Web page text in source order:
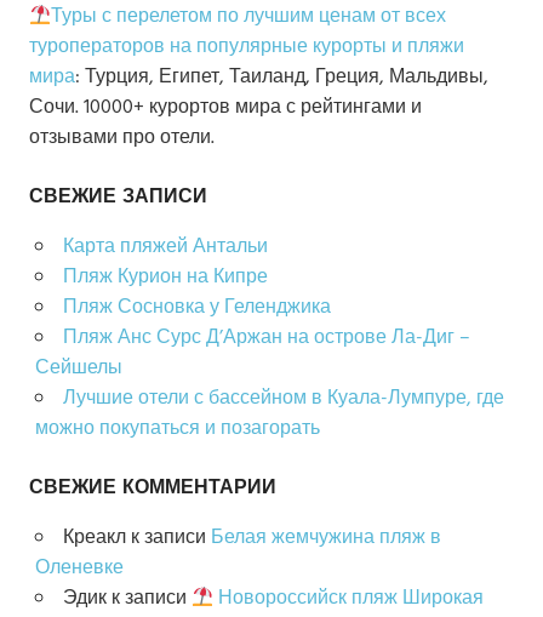
Туры с перелетом по лучшим ценам от всех
туроператоров на популярные курорты и пляжи
мира: Турция, Египет, Таиланд, Греция, Мальдивы,
Сочи. 10000+ курортов мира с рейтингами и
отзывами про отели.
СВЕЖИЕ ЗАПИСИ
Карта пляжей Антальи
Пляж Курион на Кипре
Пляж Сосновка у Геленджика
Пляж Анс Сурс Д’Аржан на острове Ла-Диг –
Сейшелы
Лучшие отели с бассейном в Куала-Лумпуре, где
можно покупаться и позагорать
СВЕЖИЕ КОММЕНТАРИИ
Креаклк записи Белая жемчужина пляж в
Оленевке
Эдикк записи
Новороссийск пляж Широкая